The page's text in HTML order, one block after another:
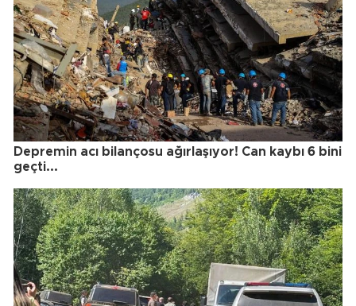
Depremin acı bilançosu ağırlaşıyor! Can kaybı 6 bini
geçti...